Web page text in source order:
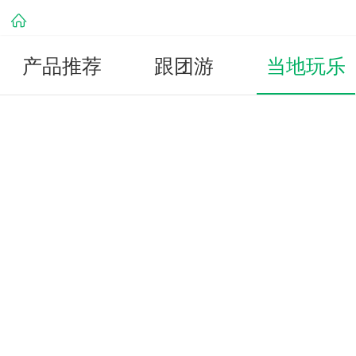
产品推荐 跟团游 当地玩乐